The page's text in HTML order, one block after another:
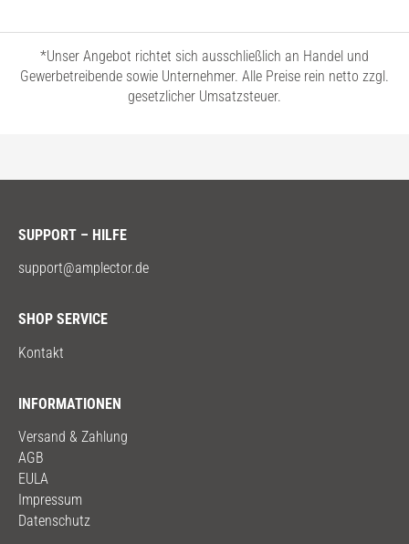
*Unser Angebot richtet sich ausschließlich an Handel und
Gewerbetreibende sowie Unternehmer. Alle Preise rein netto zzgl.
gesetzlicher Umsatzsteuer.
SUPPORT – HILFE
support@amplector.de
SHOP SERVICE
Kontakt
INFORMATIONEN
Versand & Zahlung
AGB
EULA
Impressum
Datenschutz